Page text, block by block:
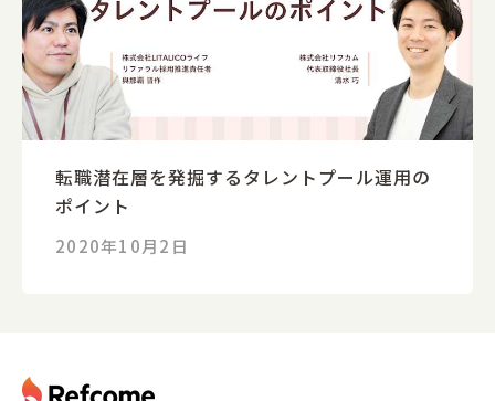
転職潜在層を発掘するタレントプール運用の
ポイント
2020年10月2日